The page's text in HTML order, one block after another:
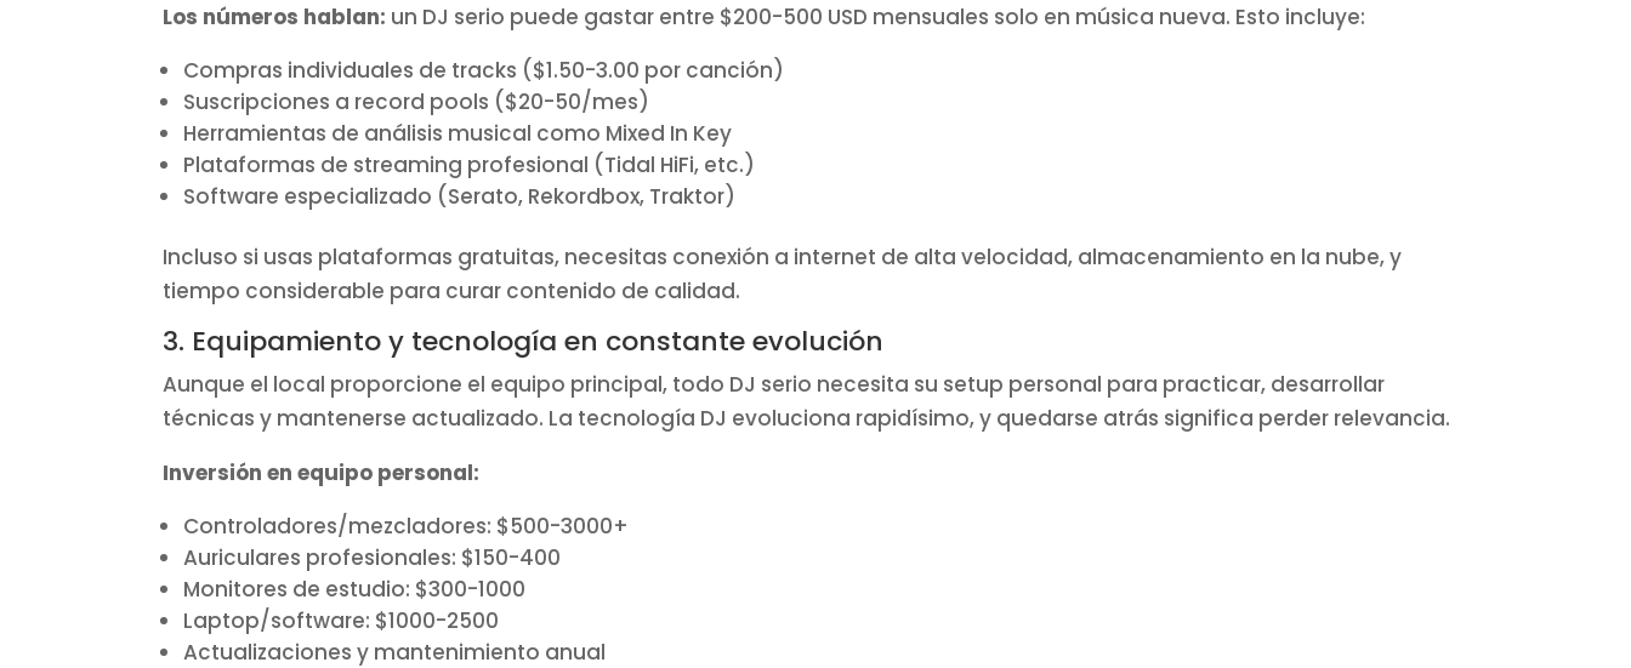
Los números hablan: un DJ serio puede gastar entre $200-500 USD mensuales solo en música nueva. Esto incluye:
Compras individuales de tracks ($1.50-3.00 por canción)
Suscripciones a record pools ($20-50/mes)
Herramientas de análisis musical como Mixed In Key
Plataformas de streaming profesional (Tidal HiFi, etc.)
Software especializado (Serato, Rekordbox, Traktor)
Incluso si usas plataformas gratuitas, necesitas conexión a internet de alta velocidad, almacenamiento en la nube, y
tiempo considerable para curar contenido de calidad.
3. Equipamiento y tecnología en constante evolución
Aunque el local proporcione el equipo principal, todo DJ serio necesita su setup personal para practicar, desarrollar
técnicas y mantenerse actualizado. La tecnología DJ evoluciona rapidísimo, y quedarse atrás significa perder relevancia.
Inversión en equipo personal:
Controladores/mezcladores: $500-3000+
Auriculares profesionales: $150-400
Monitores de estudio: $300-1000
Laptop/software: $1000-2500
Actualizaciones y mantenimiento anual